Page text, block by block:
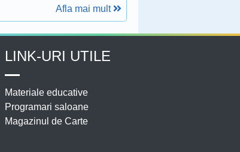
Afla mai mult
LINK-URI UTILE
Materiale educative
Programari saloane
Magazinul de Carte